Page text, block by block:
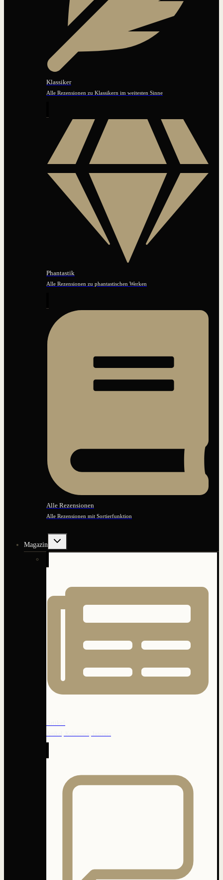
Klassiker
Alle Rezensionen zu Klassikern im weitesten Sinne
Phantastik
Alle Rezensionen zu phantastischen Werken
Alle Rezensionen
Alle Rezensionen mit Sortierfunktion
Magazin
Untermenü
umschalten